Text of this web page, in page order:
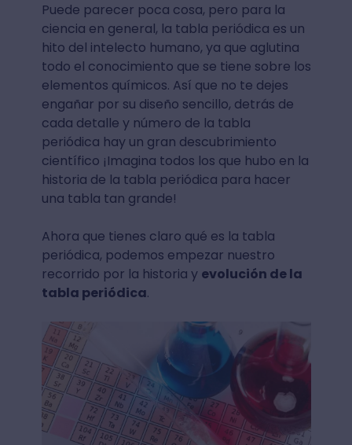
Puede parecer poca cosa, pero para la
ciencia en general, la tabla periódica es un
hito del intelecto humano, ya que aglutina
todo el conocimiento que se tiene sobre los
elementos químicos. Así que no te dejes
engañar por su diseño sencillo, detrás de
cada detalle y número de la tabla
periódica hay un gran descubrimiento
científico ¡Imagina todos los que hubo en la
historia de la tabla periódica para hacer
una tabla tan grande!
Ahora que tienes claro qué es la tabla
periódica, podemos empezar nuestro
recorrido por la historia y evolución de la
tabla periódica.